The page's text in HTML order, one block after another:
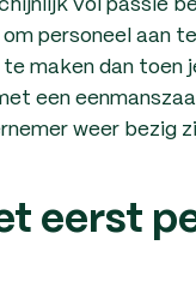
personeel aan
te maken dan toen
een
weer
eerst